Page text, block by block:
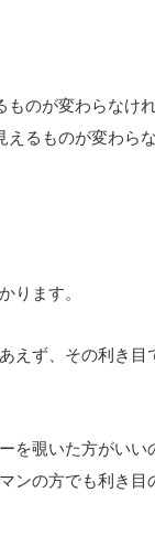
のが変わらなけ
るものが変わら
ります。
えず、その利き目
を覗いた方がいい
ンの方でも利き目